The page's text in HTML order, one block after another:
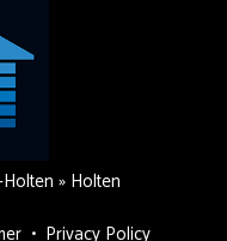
» Holten
• Privacy Policy